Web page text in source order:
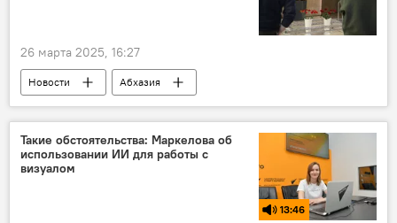
26 марта 2025, 16:27
Новости
Абхазия
Союз журналистов России
Россия
Такие обстоятельства: Маркелова об
использовании ИИ для работы с
визуалом
13:46